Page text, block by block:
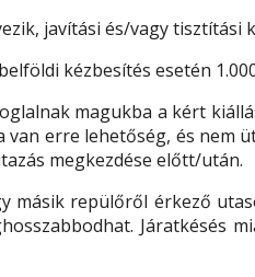
javítási és/vagy
kézbesítés esetén
magukba a kért
erre lehetőség, és nem
megkezdése előtt/után.
repülőről érkező
Járatkésés